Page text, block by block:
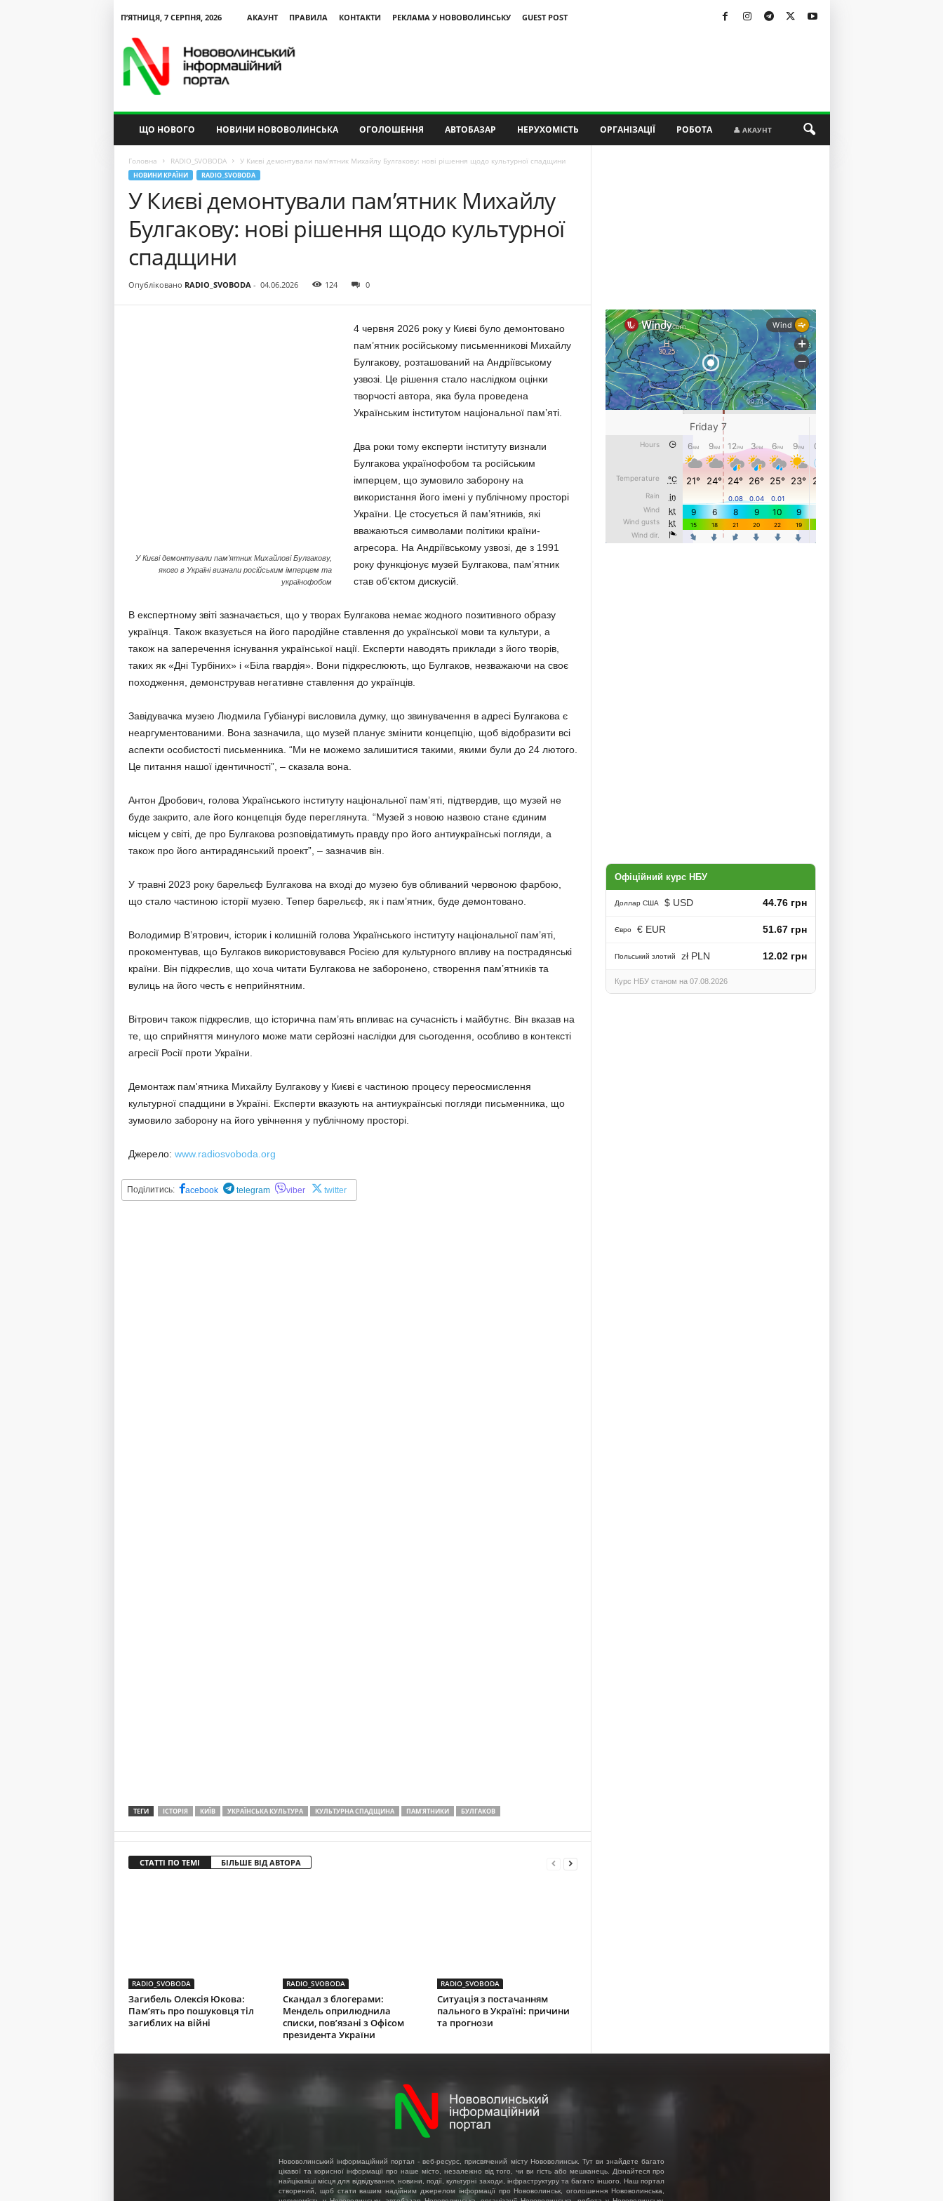
П’ЯТНИЦЯ, 7 СЕРПНЯ, 2026 АКАУНТ ПРАВИЛА КОНТАКТИ РЕКЛАМА У НОВОВОЛИНСЬКУ
GUEST POST
ЩО НОВОГО НОВИНИ НОВОВОЛИНСЬКА ОГОЛОШЕННЯ АВТОБАЗАР НЕРУХОМІСТЬ ОРГАНІЗАЦІЇ РОБОТА 👤 АКАУНТ
Головна RADIO_SVOBODA У Києві демонтували пам’ятник Михайлу Булгакову: нові рішення щодо культурної спадщини
НОВИНИ КРАЇНИ RADIO_SVOBODA
У Києві демонтували пам’ятник Михайлу
Булгакову: нові рішення щодо культурної
спадщини
Опубліковано RADIO_SVOBODA- 04.06.2026 124 0
У Києві демонтували пам’ятник Михайлові Булгакову,
якого в Україні визнали російським імперцем та
українофобом
4 червня 2026 року у Києві було демонтовано
пам’ятник російському письменникові Михайлу
Булгакову, розташований на Андріївському
узвозі. Це рішення стало наслідком оцінки
творчості автора, яка була проведена
Українським інститутом національної пам’яті.
Два роки тому експерти інституту визнали
Булгакова українофобом та російським
імперцем, що зумовило заборону на
використання його імені у публічному просторі
України. Це стосується й пам’ятників, які
вважаються символами політики країни-
агресора. На Андріївському узвозі, де з 1991
року функціонує музей Булгакова, пам’ятник
став об’єктом дискусій.
В експертному звіті зазначається, що у творах Булгакова немає жодного позитивного образу
українця. Також вказується на його пародійне ставлення до української мови та культури, а
також на заперечення існування української нації. Експерти наводять приклади з його творів,
таких як «Дні Турбіних» і «Біла гвардія». Вони підкреслюють, що Булгаков, незважаючи на своє
походження, демонстрував негативне ставлення до українців.
Завідувачка музею Людмила Губіанурі висловила думку, що звинувачення в адресі Булгакова є
неаргументованими. Вона зазначила, що музей планує змінити концепцію, щоб відобразити всі
аспекти особистості письменника. “Ми не можемо залишитися такими, якими були до 24 лютого.
Це питання нашої ідентичності”, – сказала вона.
Антон Дробович, голова Українського інституту національної пам’яті, підтвердив, що музей не
буде закрито, але його концепція буде переглянута. “Музей з новою назвою стане єдиним
місцем у світі, де про Булгакова розповідатимуть правду про його антиукраїнські погляди, а
також про його антирадянський проект”, – зазначив він.
У травні 2023 року барельєф Булгакова на вході до музею був обливаний червоною фарбою,
що стало частиною історії музею. Тепер барельєф, як і пам’ятник, буде демонтовано.
Володимир В’ятрович, історик і колишній голова Українського інституту національної пам’яті,
прокоментував, що Булгаков використовувався Росією для культурного впливу на пострадянські
країни. Він підкреслив, що хоча читати Булгакова не заборонено, створення пам’ятників та
вулиць на його честь є неприйнятним.
Вітрович також підкреслив, що історична пам’ять впливає на сучасність і майбутнє. Він вказав на
те, що сприйняття минулого може мати серйозні наслідки для сьогодення, особливо в контексті
агресії Росії проти України.
Демонтаж пам'ятника Михайлу Булгакову у Києві є частиною процесу переосмислення
культурної спадщини в Україні. Експерти вказують на антиукраїнські погляди письменника, що
зумовило заборону на його увічнення у публічному просторі.
Джерело: www.radiosvoboda.org
Поділитись: acebook telegram viber twitter
ТЕГИ ІСТОРІЯ КИЇВ УКРАЇНСЬКА КУЛЬТУРА КУЛЬТУРНА СПАДЩИНА ПАМ'ЯТНИКИ БУЛГАКОВ
СТАТТІ ПО ТЕМІ БІЛЬШЕ ВІД АВТОРА
RADIO_SVOBODA
Загибель Олексія Юкова:
Пам’ять про пошуковця тіл
загиблих на війні
RADIO_SVOBODA
Скандал з блогерами:
Мендель оприлюднила
списки, пов’язані з Офісом
президента України
RADIO_SVOBODA
Ситуація з постачанням
пального в Україні: причини
та прогнози
Офіційний курс НБУ
Доллар США $ USD 44.76 грн
Євро € EUR 51.67 грн
Польський злотий zł PLN 12.02 грн
Курс НБУ станом на 07.08.2026
Нововолинський інформаційний портал - веб-ресурс, присвячений місту Нововолинськ. Тут ви знайдете багато
цікавої та корисної інформації про наше місто, незалежно від того, чи ви гість або мешканець. Дізнайтеся про
найцікавіші місця для відвідування, новини, події, культурні заходи, інфраструктуру та багато іншого. Наш портал
створений, щоб стати вашим надійним джерелом інформації про Нововолинськ, оголошення Нововолинська,